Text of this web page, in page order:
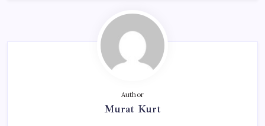
Author
Murat Kurt